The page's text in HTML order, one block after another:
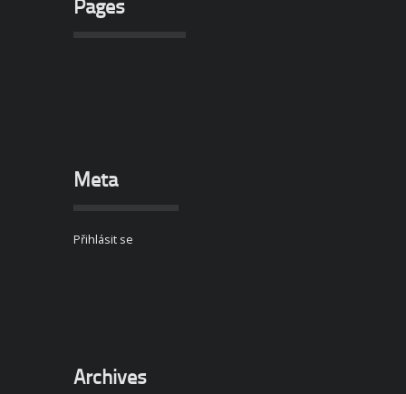
Pages
Meta
Přihlásit se
Archives